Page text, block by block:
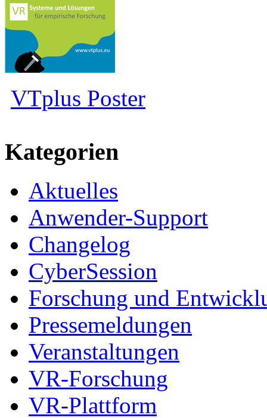
VTplus Poster
Kategorien
Aktuelles
Anwender-Support
Changelog
CyberSession
Forschung und
Pressemeldungen
Veranstaltungen
VR-Forschung
VR-Plattform